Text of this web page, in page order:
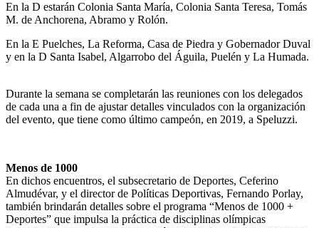
En la D estarán Colonia Santa María, Colonia Santa Teresa, Tomás
M. de Anchorena, Abramo y Rolón.
En la E Puelches, La Reforma, Casa de Piedra y Gobernador Duval
y en la D Santa Isabel, Algarrobo del Águila, Puelén y La Humada.
Durante la semana se completarán las reuniones con los delegados
de cada una a fin de ajustar detalles vinculados con la organización
del evento, que tiene como último campeón, en 2019, a Speluzzi.
Menos de 1000
En dichos encuentros, el subsecretario de Deportes, Ceferino
Almudévar, y el director de Políticas Deportivas, Fernando Porlay,
también brindarán detalles sobre el programa “Menos de 1000 +
Deportes” que impulsa la práctica de disciplinas olímpicas